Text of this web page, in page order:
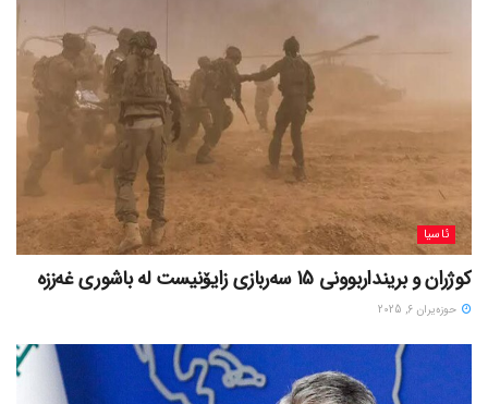
ئاسیا
کوژران و برینداربوونی 15 سەربازی زایۆنیست لە باشوری غەززە
حوزه‌یران 6, 2025